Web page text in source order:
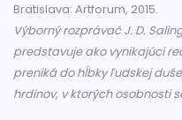
Bratislava: Artforum, 2015.
Výborný rozprávač J. D.
predstavuje ako vynikajúci
preniká do hĺbky ľudskej
hrdinov, v ktorých osobnosti